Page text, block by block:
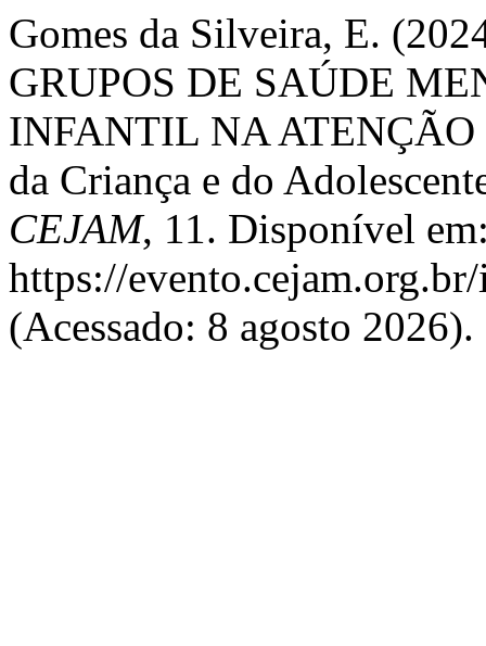
Gomes da Silveira, E.
GRUPOS DE SAÚDE
INFANTIL NA
da Criança e do
CEJAM, 11. Disponível
https://
(Acessado: 8 agosto 2026).